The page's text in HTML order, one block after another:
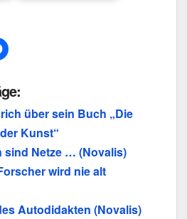
über sein Buch „Die
Kunst“
sind Netze … (Novalis)
wird nie alt
Autodidakten (Novalis)